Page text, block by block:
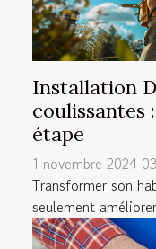
Installation
coulissantes
étape
1 novembre 2024
Transformer son
seulement